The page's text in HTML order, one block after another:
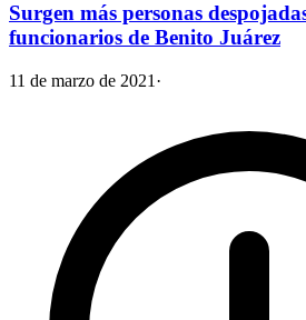
Surgen más personas
funcionarios de Benito Juárez
11 de marzo de 2021 ·